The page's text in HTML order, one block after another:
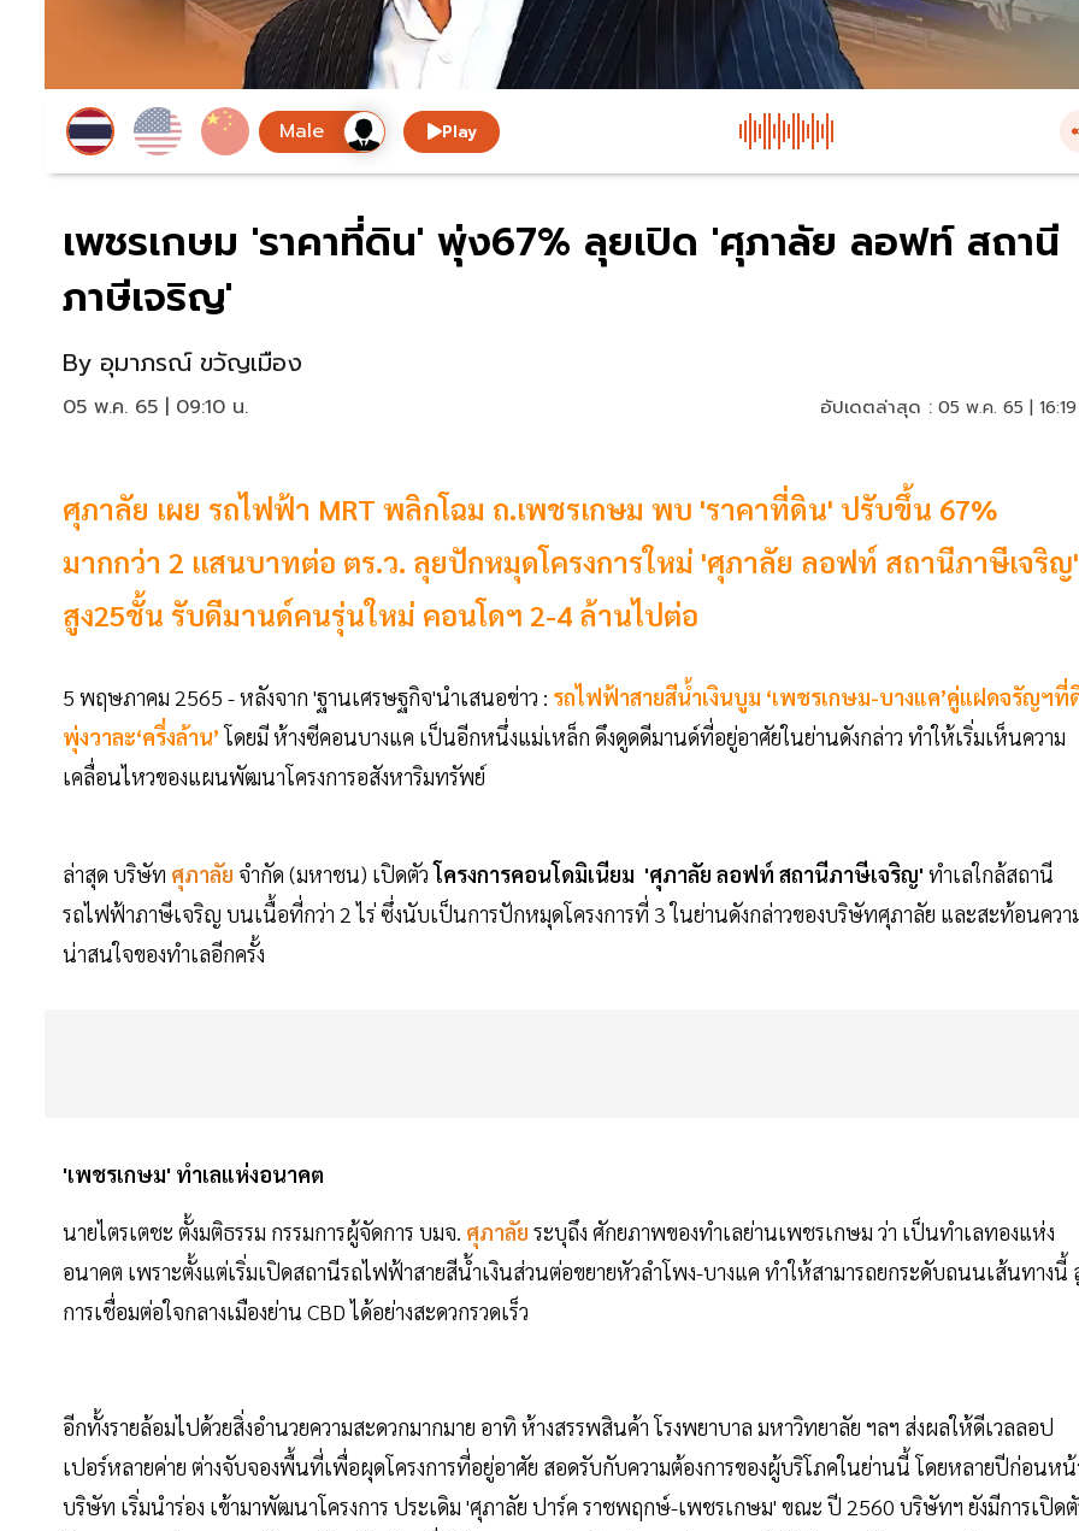
Play
เพชรเกษม 'ราคาที่ดิน' พุ่ง67% ลุยเปิด 'ศุภาลัย ลอฟท์ สถานี
ภาษีเจริญ'
By อุมาภรณ์ ขวัญเมือง
05 พ.ค. 65 | 09:10 น. อัปเดตล่าสุด : 05 พ.ค. 65 |
ศุภาลัย เผย รถไฟฟ้า MRT พลิกโฉม ถ.เพชรเกษม พบ 'ราคาที่ดิน' ปรับขึ้น 67%
มากกว่า 2 แสนบาทต่อ ตร.ว. ลุยปักหมุดโครงการใหม่ 'ศุภาลัย ลอฟท์ สถานีภาษีเจริญ'
สูง25ชั้น รับดีมานด์คนรุ่นใหม่ คอนโดฯ 2-4 ล้านไปต่อ
5 พฤษภาคม 2565 - หลังจาก 'ฐานเศรษฐกิจ'นำเสนอข่าว : รถไฟฟ้าสายสีนํ้าเงินบูม ‘เพชรเกษม-บางแค’คู่แฝดจรัญฯที่
พุ่งวาละ‘ครึ่งล้าน’โดยมี ห้างซีคอนบางแค เป็นอีกหนึ่งแม่เหล็ก ดึงดูดดีมานด์ที่อยู่อาศัยในย่านดังกล่าว ทำให้เริ่มเห็นความ
เคลื่อนไหวของแผนพัฒนาโครงการอสังหาริมทรัพย์
ล่าสุด บริษัท ศุภาลัย จำกัด (มหาชน) เปิดตัวโครงการคอนโดมิเนียม 'ศุภาลัย ลอฟท์ สถานีภาษีเจริญ' ทำเลใกล้สถานี
รถไฟฟ้าภาษีเจริญ บนเนื้อที่กว่า 2 ไร่ ซึ่งนับเป็นการปักหมุดโครงการที่ 3 ในย่านดังกล่าวของบริษัทศุภาลัย และสะท้อนควา
น่าสนใจของทำเลอีกครั้ง
'เพชรเกษม' ทำเลแห่งอนาคต
นายไตรเตชะ ตั้งมติธรรม กรรมการผู้จัดการ บมจ. ศุภาลัย ระบุถึง ศักยภาพของทำเลย่านเพชรเกษม ว่า เป็นทำเลทองแห่ง
อนาคต เพราะตั้งแต่เริ่มเปิดสถานีรถไฟฟ้าสายสีน้ำเงินส่วนต่อขยายหัวลำโพง-บางแค ทำให้สามารถยกระดับถนนเส้นทางนี้
การเชื่อมต่อใจกลางเมืองย่าน CBD ได้อย่างสะดวกรวดเร็ว
อีกทั้งรายล้อมไปด้วยสิ่งอำนวยความสะดวกมากมาย อาทิ ห้างสรรพสินค้า โรงพยาบาล มหาวิทยาลัย ฯลฯ ส่งผลให้ดีเวลลอป
เปอร์หลายค่าย ต่างจับจองพื้นที่เพื่อผุดโครงการที่อยู่อาศัย สอดรับกับความต้องการของผู้บริโภคในย่านนี้ โดยหลายปีก่อนห
บริษัท เริ่มนำร่อง เข้ามาพัฒนาโครงการ ประเดิม 'ศุภาลัย ปาร์ค ราชพฤกษ์-เพชรเกษม' ขณะ ปี 2560 บริษัทฯ ยังมีการเปิด